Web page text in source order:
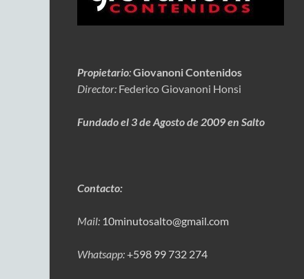
Propietario:Giovanoni Contenidos
Director: Federico Giovanoni Honsi
Fundado el 3 de Agosto de 2009 en Salto
Contacto:
Mail: 10minutosalto@gmail.com
Whatsapp:+598 99 732 274